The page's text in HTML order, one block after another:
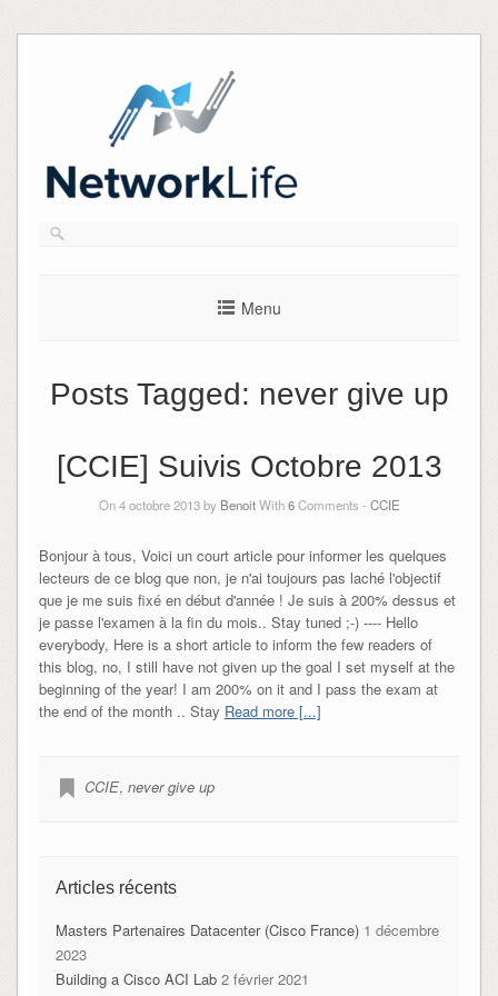
Menu
Posts Tagged: never give up
[CCIE] Suivis Octobre 2013
On 4 octobre 2013 by BenoitWith6Comments - CCIE
Bonjour à tous, Voici un court article pour informer les quelques
lecteurs de ce blog que non, je n'ai toujours pas laché l'objectif
que je me suis fixé en début d'année ! Je suis à 200% dessus et
je passe l'examen à la fin du mois.. Stay tuned ;-) ---- Hello
everybody, Here is a short article to inform the few readers of
this blog, no, I still have not given up the goal I set myself at the
beginning of the year! I am 200% on it and I pass the exam at
the end of the month .. Stay Read more [...]
CCIE, never give up
Articles récents
Masters Partenaires Datacenter (Cisco France) 1 décembre
2023
Building a Cisco ACI Lab 2 février 2021